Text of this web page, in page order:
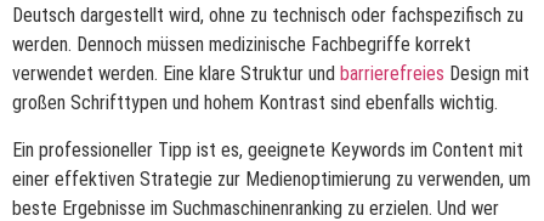
Deutsch dargestellt wird, ohne zu technisch oder fachspezifisch zu
werden. Dennoch müssen medizinische Fachbegriffe korrekt
verwendet werden. Eine klare Struktur und barrierefreies Design mit
großen Schrifttypen und hohem Kontrast sind ebenfalls wichtig.
Ein professioneller Tipp ist es, geeignete Keywords im Content mit
einer effektiven Strategie zur Medienoptimierung zu verwenden, um
beste Ergebnisse im Suchmaschinenranking zu erzielen. Und wer